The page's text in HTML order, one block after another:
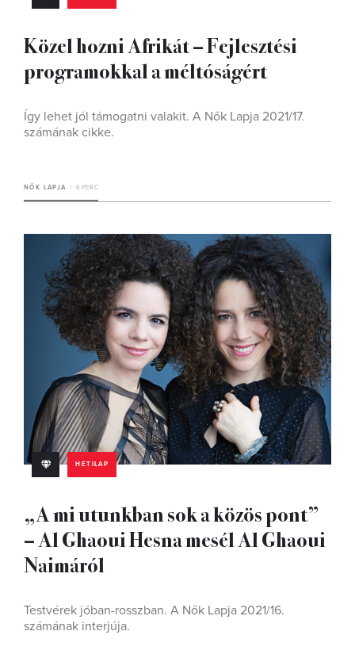
Közel hozni Afrikát – Fejlesztési
programokkal a méltóságért
Így lehet jól támogatni valakit. A Nők Lapja 2021/17.
számának cikke.
NŐK LAPJA 6 PERC
HETILAP
„A mi utunkban sok a közös pont”
– Al Ghaoui Hesna mesél Al Ghaoui
Naimáról
Testvérek jóban-rosszban. A Nők Lapja 2021/16.
számának interjúja.